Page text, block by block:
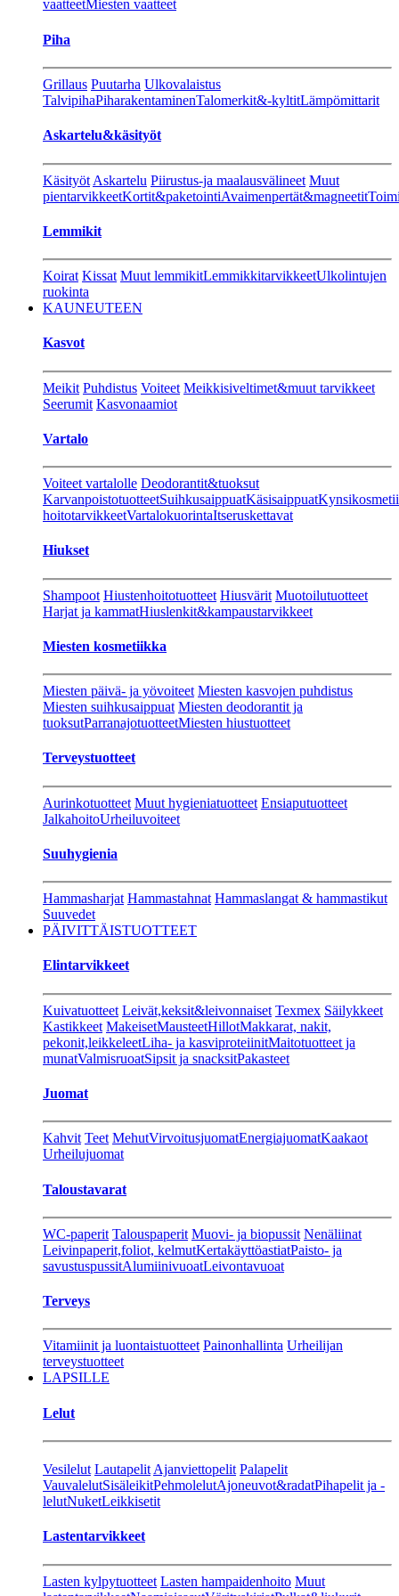
vaatteetMiesten vaatteet
Piha
Grillaus Puutarha Ulkovalaistus
TalvipihaPiharakentaminenTalomerkit&-kyltitLämpömittarit
Askartelu&käsityöt
Käsityöt Askartelu Piirustus-ja maalausvälineet Muut
pientarvikkeetKortit&paketointiAvaimenpertät&magneetit
Lemmikit
Koirat Kissat Muut lemmikitLemmikkitarvikkeetUlkolintujen
ruokinta
KAUNEUTEEN
Kasvot
Meikit Puhdistus Voiteet Meikkisiveltimet&muut tarvikkeet
Seerumit Kasvonaamiot
Vartalo
Voiteet vartalolle Deodorantit&tuoksut
KarvanpoistotuotteetSuihkusaippuatKäsisaippuat
hoitotarvikkeetVartalokuorintaItseruskettavat
Hiukset
Shampoot Hiustenhoitotuotteet Hiusvärit Muotoilutuotteet
Harjat ja kammatHiuslenkit&kampaustarvikkeet
Miesten kosmetiikka
Miesten päivä- ja yövoiteet Miesten kasvojen puhdistus
Miesten suihkusaippuat Miesten deodorantit ja
tuoksutParranajotuotteetMiesten hiustuotteet
Terveystuotteet
Aurinkotuotteet Muut hygieniatuotteet Ensiaputuotteet
JalkahoitoUrheiluvoiteet
Suuhygienia
Hammasharjat Hammastahnat Hammaslangat & hammastikut
Suuvedet
PÄIVITTÄISTUOTTEET
Elintarvikkeet
Kuivatuotteet Leivät,keksit&leivonnaiset Texmex Säilykkeet
Kastikkeet MakeisetMausteetHillotMakkarat, nakit,
pekonit,leikkeleetLiha- ja kasviproteiinitMaitotuotteet ja
munatValmisruoatSipsit ja snacksitPakasteet
Juomat
Kahvit Teet MehutVirvoitusjuomatEnergiajuomatKaakaot
Urheilujuomat
Taloustavarat
WC-paperit Talouspaperit Muovi- ja biopussit Nenäliinat
Leivinpaperit,foliot, kelmutKertakäyttöastiatPaisto- ja
savustuspussitAlumiinivuoatLeivontavuoat
Terveys
Vitamiinit ja luontaistuotteet Painonhallinta Urheilijan
terveystuotteet
LAPSILLE
Lelut
Vesilelut Lautapelit Ajanviettopelit Palapelit
VauvalelutSisäleikitPehmolelutAjoneuvot&radatPihapelit ja -
lelutNuketLeikkisetit
Lastentarvikkeet
Lasten kylpytuotteet Lasten hampaidenhoito Muut